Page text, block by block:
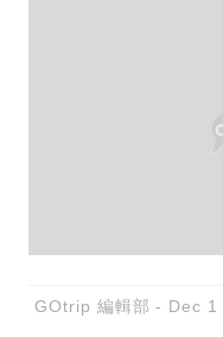
GOtrip 編輯部 Dec 1